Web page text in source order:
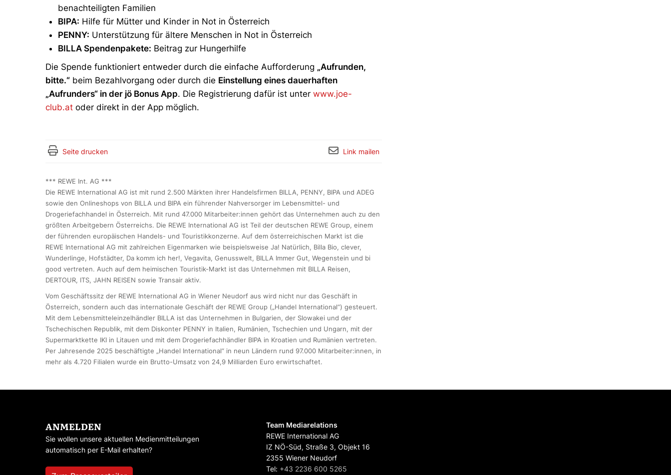
benachteiligten Familien
BIPA: Hilfe für Mütter und Kinder in Not in Österreich
PENNY: Unterstützung für ältere Menschen in Not in Österreich
BILLA Spendenpakete: Beitrag zur Hungerhilfe
Die Spende funktioniert entweder durch die einfache Aufforderung „Aufrunden,
bitte.“ beim Bezahlvorgang oder durch die Einstellung eines dauerhaften
„Aufrunders“ in der jö Bonus App. Die Registrierung dafür ist unter www.joe-
club.at oder direkt in der App möglich.
Seite drucken Link mailen
*** REWE Int. AG ***
Die REWE International AG ist mit rund 2.500 Märkten ihrer Handelsfirmen BILLA, PENNY, BIPA und ADEG
sowie den Onlineshops von BILLA und BIPA ein führender Nahversorger im Lebensmittel- und
Drogeriefachhandel in Österreich. Mit rund 47.000 Mitarbeiter:innen gehört das Unternehmen auch zu den
größten Arbeitgebern Österreichs. Die REWE International AG ist Teil der deutschen REWE Group, einem
der führenden europäischen Handels- und Touristikkonzerne. Auf dem österreichischen Markt ist die
REWE International AG mit zahlreichen Eigenmarken wie beispielsweise Ja! Natürlich, Billa Bio, clever,
Wunderlinge, Hofstädter, Da komm ich her!, Vegavita, Genusswelt, BILLA Immer Gut, Wegenstein und bi
good vertreten. Auch auf dem heimischen Touristik-Markt ist das Unternehmen mit BILLA Reisen,
DERTOUR, ITS, JAHN REISEN sowie Transair aktiv.
Vom Geschäftssitz der REWE International AG in Wiener Neudorf aus wird nicht nur das Geschäft in
Österreich, sondern auch das internationale Geschäft der REWE Group („Handel International“) gesteuert.
Mit dem Lebensmitteleinzelhändler BILLA ist das Unternehmen in Bulgarien, der Slowakei und der
Tschechischen Republik, mit dem Diskonter PENNY in Italien, Rumänien, Tschechien und Ungarn, mit der
Supermarktkette IKI in Litauen und mit dem Drogeriefachhändler BIPA in Kroatien und Rumänien vertreten.
Per Jahresende 2025 beschäftigte „Handel International“ in neun Ländern rund 97.000 Mitarbeiter:innen, in
mehr als 4.720 Filialen wurde ein Brutto-Umsatz von 24,9 Milliarden Euro erwirtschaftet.
ANMELDEN
Sie wollen unsere aktuellen Medienmitteilungen
automatisch per E-Mail erhalten?
Team Mediarelations
REWE International AG
IZ NÖ-Süd, Straße 3, Objekt 16
2355 Wiener Neudorf
Tel: +43 2236 600 5265